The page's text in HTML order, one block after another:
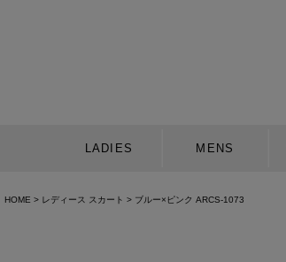
LADIES MENS
HOME レディース スカート ブルー×ピンク ARCS-1073